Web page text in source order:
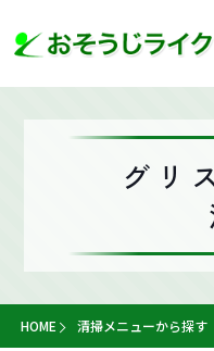
グリ
HOME 清掃メニューから探す